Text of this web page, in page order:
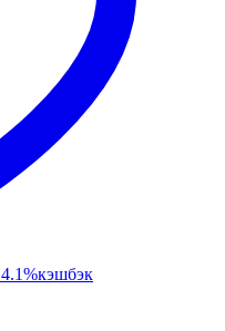
4.1%кэшбэк